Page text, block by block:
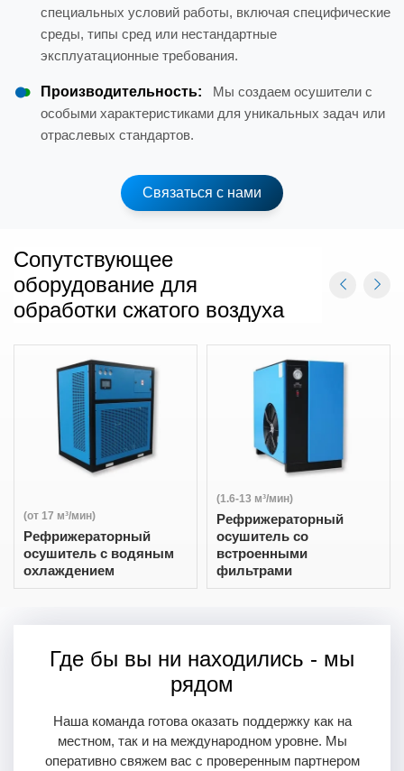
специальных условий работы, включая специфические
среды, типы сред или нестандартные
эксплуатационные требования.
Производительность:
Мы создаем осушители с
особыми характеристиками для уникальных задач или
отраслевых стандартов.
Связаться с нами
Сопутствующее
оборудование для
обработки сжатого воздуха
Рефрижераторный
осушитель с водяным
охлаждением
(от 17 м³/мин)
Рефрижераторный
осушитель со
встроенными
фильтрами
(1.6-13 м³/мин)
Где бы вы ни находились - мы
рядом
Наша команда готова оказать поддержку как на
местном, так и на международном уровне. Мы
оперативно свяжем вас с проверенным партнером